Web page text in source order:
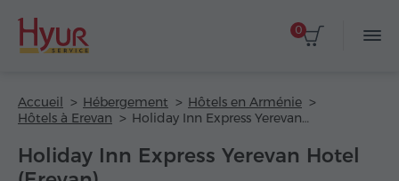
0
Accueil Hébergement
Hôtels en Arménie
Hôtels à Erevan
Holiday Inn Express Yerevan Hotel
Holiday Inn Express Yerevan Hotel